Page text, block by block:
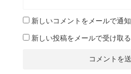
新しいコメントをメールで通知
新しい投稿をメールで受け取る